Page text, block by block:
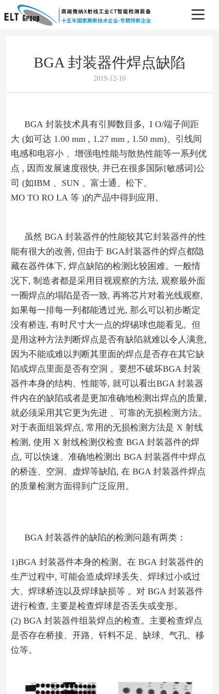
BGA 封装器件焊点缺陷
2019-12-10
BGA 封装技术具有引脚数目多, I O/端子间距
大 (如可达 1.00 mm , 1.27 mm , 1.50 mm)、引线间
电感和电容小 、增强电性能与散热性能等一系列优
点 , 因而发展速度很快, 并已在很多国际[敏感词]公
司 (如IBM 、SUN 、富士通、松下、
MO TO RO LA 等 )的产品中得到应用。
虽然 BGA 封装器件的性能较其它封装器件的性
能有很大的改善, 但由于 BGA封装器件的焊点都隐
藏在器件体下, 焊点缺陷的检测比较困难。一般情
况下, 制造者都是采用目视观察的方法, 观察最外面
一圈焊点的塌陷是否一致, 再将芯片对着光线观察,
如果每一排每一列都能透过光, 那么可以初步断定
没有桥连, 有时尺寸大一点的焊锡球也能看见。但
是用这种方法判断焊点是否有缺陷就难以令人满意,
因为不能或难以判断其里面的焊点是否存在其它缺
陷或焊点里面是否有空洞 。要想不破坏BGA 封装
器件本身的结构、性能等, 就可以看出BGA 封装器
件内在的缺陷或者是更加准确地检测出焊点的质量,
就必须采用其它更为先进 、可靠的无损检测方法。
对于表面组装焊点, 常用的无损检测方法是 X 射线
检测, 使用 X 射线检测仪检查 BGA 封装器件的焊
点, 可以快速、准确地检测出 BGA 封装器件中焊点
的桥连、空洞、虚焊等缺陷, 在 BGA 封装器件焊点
的质量检测方面得到广泛应用。
BGA 封装器件的缺陷的检测问题有两类：
1)BGA 封装器件本身的检测。在 BGA 封装器件的
生产过程中, 可能会造成焊球丢失、焊球过小或过
大、焊球桥连以及焊球缺损等 。对 BGA 封装器件
进行检查, 主要是检查焊球是否丢失或变形。
(2) BGA 封装器件组装焊点的检查。主要检查焊点
是否存在桥接、开路、钎料不足、缺球、气孔、移
位等。